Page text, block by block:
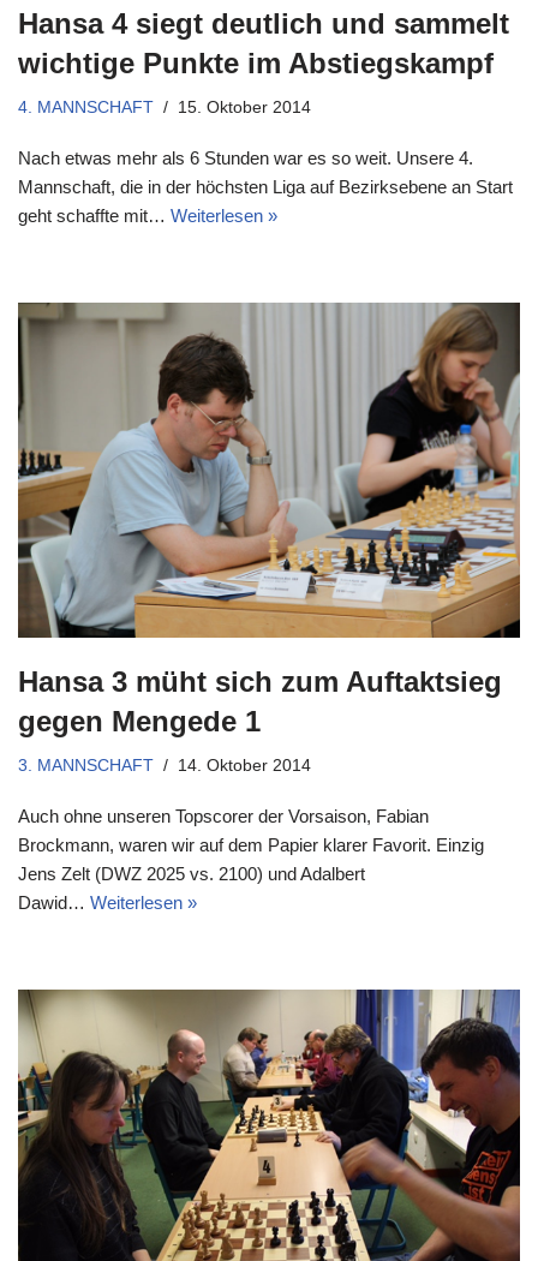
Hansa 4 siegt deutlich und sammelt
wichtige Punkte im Abstiegskampf
4. MANNSCHAFT 15. Oktober 2014
Nach etwas mehr als 6 Stunden war es so weit. Unsere 4.
Mannschaft, die in der höchsten Liga auf Bezirksebene an Start
geht schaffte mit… Weiterlesen »
Hansa 3 müht sich zum Auftaktsieg
gegen Mengede 1
3. MANNSCHAFT 14. Oktober 2014
Auch ohne unseren Topscorer der Vorsaison, Fabian
Brockmann, waren wir auf dem Papier klarer Favorit. Einzig
Jens Zelt (DWZ 2025 vs. 2100) und Adalbert
Dawid… Weiterlesen »